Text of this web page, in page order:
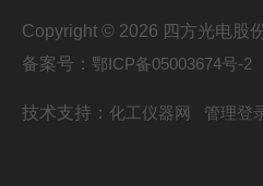
Copyright © 2026 四方光电股
备案号： 鄂ICP备05003674号-2
技术支持： 化工仪器网 管理登